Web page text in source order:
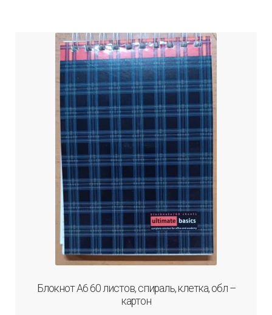
Блокнот А6 60 листов, спираль, клетка, обл –
картон